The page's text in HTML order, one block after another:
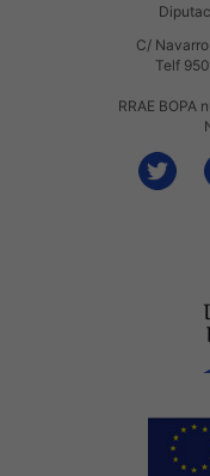
C/
Telf
RRAE BOPA